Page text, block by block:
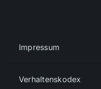
Impressum
Verhaltenskodex